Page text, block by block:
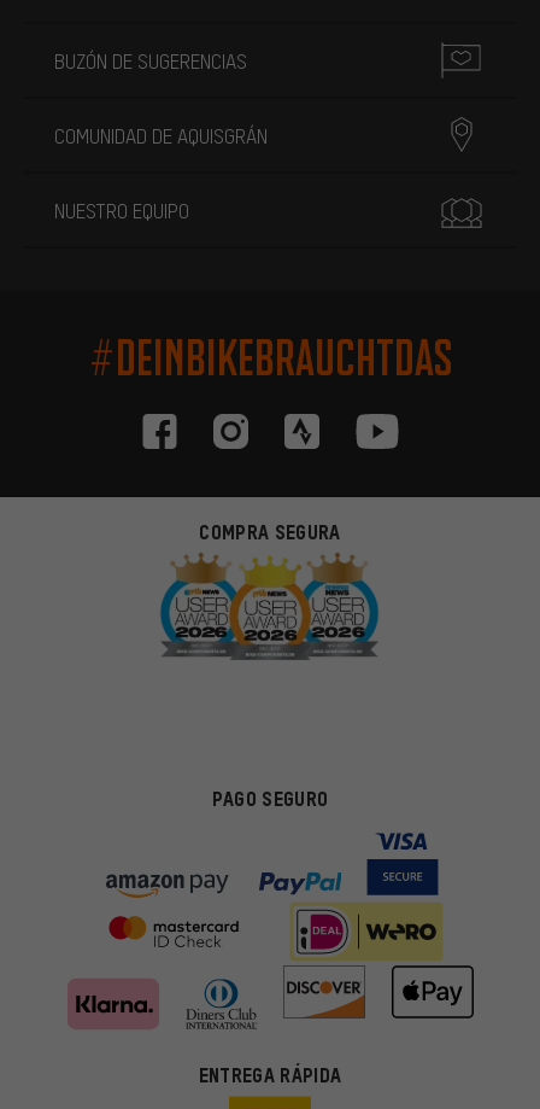
BUZÓN DE SUGERENCIAS
COMUNIDAD DE AQUISGRÁN
NUESTRO EQUIPO
#DEINBIKEBRAUCHTDAS
COMPRA SEGURA
PAGO SEGURO
ENTREGA RÁPIDA